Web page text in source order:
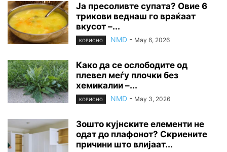
Ја пресоливте супата? Овие 6
трикови веднаш го враќаат
вкусот –...
КОРИСНО NMD - May 6, 2026
Како да се ослободите од
плевел меѓу плочки без
хемикалии –...
КОРИСНО NMD - May 3, 2026
Зошто кујнските елементи не
одат до плафонот? Скриените
причини што влијаат...